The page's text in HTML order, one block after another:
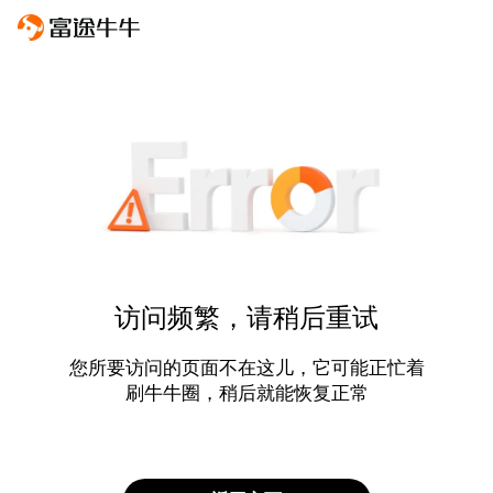
访问频繁，请稍后重试
您所要访问的页面不在这儿，它可能正忙着
刷牛牛圈，稍后就能恢复正常